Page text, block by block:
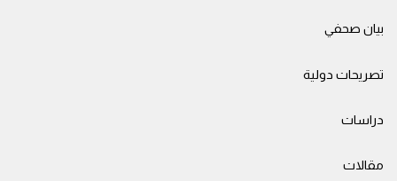
بيان صحفي
تصريحات دولية
دراسات
مقالات